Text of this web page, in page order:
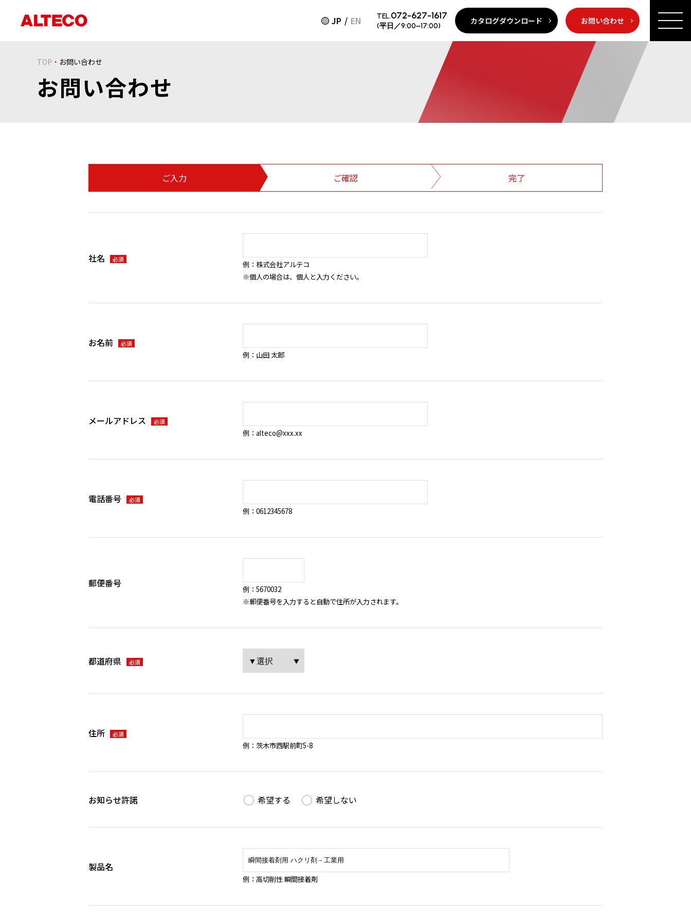
JP EN TEL.072-627-1617
(平日／9:00~17:00)
カタログダウンロード お問い合わせ
TOP お問い合わせ
お問い合わせ
ご入力 ご確認 完了
社名 必須
例：株式会社アルテコ
※個人の場合は、個人と入力ください。
お名前 必須
例：山田 太郎
メールアドレス 必須
例：alteco@xxx.xx
電話番号 必須
例：0612345678
郵便番号
例：5670032
※郵便番号を入力すると自動で住所が入力されます。
都道府県 必須
住所 必須
例：茨木市西駅前町5-8
お知らせ許諾 希望する 希望しない
製品名
例：高切削性 瞬間接着剤